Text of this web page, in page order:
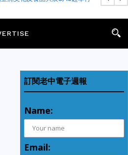
訂閱老中電子週報
Name:
Email: